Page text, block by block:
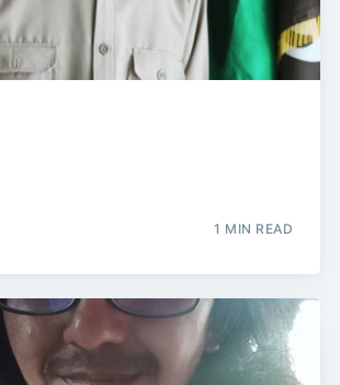
1 MIN READ